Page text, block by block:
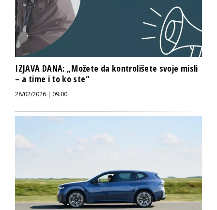
IZJAVA DANA: „Možete da kontrolišete svoje misli
– a time i to ko ste“
28/02/2026 | 09:00